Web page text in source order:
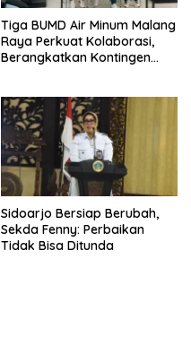
Tiga BUMD Air Minum Malang
Raya Perkuat Kolaborasi,
Berangkatkan Kontingen
Sidoarjo Bersiap Berubah,
Sekda Fenny: Perbaikan
Tidak Bisa Ditunda